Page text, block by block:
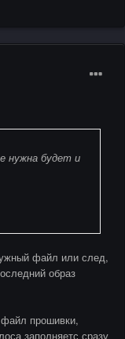
нужна будет и
файл или след,
образ
прошивки,
заполняетс сразу